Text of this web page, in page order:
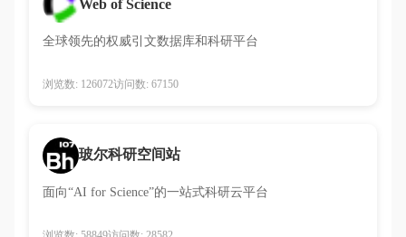
Web of Science
全球领先的权威引文数据库和科研平台
浏览数: 126072访问数: 67150
玻尔科研空间站
面向“AI for Science”的一站式科研云平台